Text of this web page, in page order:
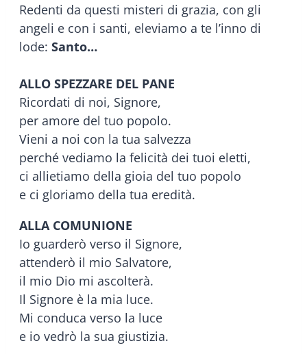
Redenti da questi misteri di grazia, con gli
angeli e con i santi, eleviamo a te l’inno di
lode: Santo…
ALLO SPEZZARE DEL PANE
Ricordati di noi, Signore,
per amore del tuo popolo.
Vieni a noi con la tua salvezza
perché vediamo la felicità dei tuoi eletti,
ci allietiamo della gioia del tuo popolo
e ci gloriamo della tua eredità.
ALLA COMUNIONE
Io guarderò verso il Signore,
attenderò il mio Salvatore,
il mio Dio mi ascolterà.
Il Signore è la mia luce.
Mi conduca verso la luce
e io vedrò la sua giustizia.